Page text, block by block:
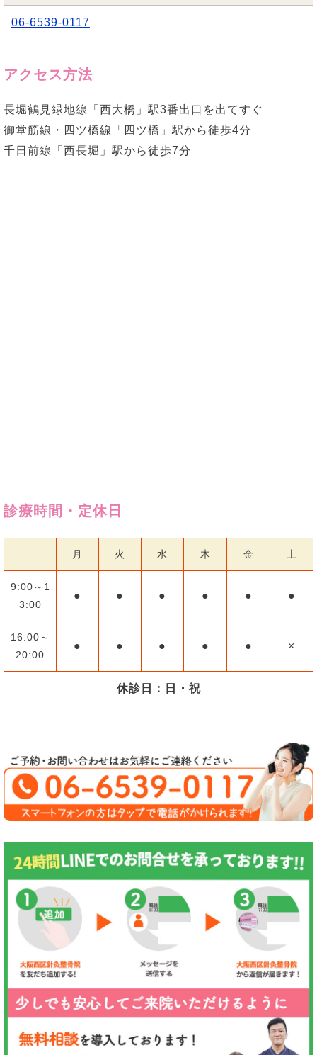
06-6539-0117
アクセス方法
長堀鶴見緑地線「西大橋」駅3番出口を出てすぐ
御堂筋線・四ツ橋線「四ツ橋」駅から徒歩4分
千日前線「西長堀」駅から徒歩7分
診療時間・定休日
月 火 水 木 金 土
9:00～1
3:00
● ● ● ● ● ●
16:00～
20:00
● ● ● ● ● ×
休診日：日・祝